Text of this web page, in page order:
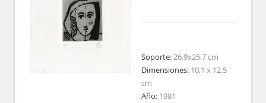
Soporte:26,9x25,7 cm
Dimensiones: 10,1 x 12,5
cm
Año: 1981